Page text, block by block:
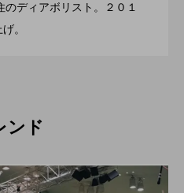
ディアボリスト。２０１
。
ッフも募集中。
ンド